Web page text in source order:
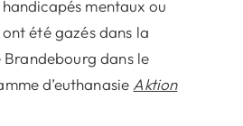
mentaux ou
été gazés dans la
dans le
d’euthanasie Aktion